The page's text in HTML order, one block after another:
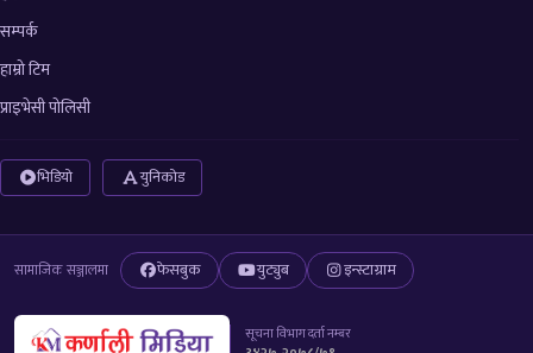
सम्पर्क
हाम्रो टिम
प्राइभेसी पोलिसी
भिडियो युनिकोड
सामाजिक सञ्जालमा फेसबुक युट्युब इन्स्टाग्राम
सूचना विभाग दर्ता नम्बर